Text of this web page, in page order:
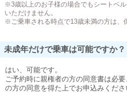
※3歳以上のお子様の場合でもシートベ
いただけません。
※ご乗車される時点で13歳未満の方は、
未成年だけで乗車は可能ですか？
はい、可能です。
ご予約時に親権者の方の同意書は必
の方の同意を得た上でお申込みくださ